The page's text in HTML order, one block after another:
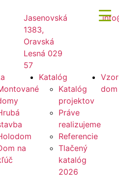
Jasenovská
1383,
Oravská
Lesná 029
57
na
Katalóg
Katalóg
projektov
Práve
realizujeme
Referencie
Tlačený
katalóg
2026
dom